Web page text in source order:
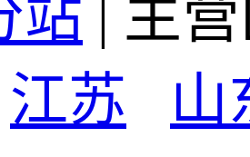
站 | 主
江苏
山